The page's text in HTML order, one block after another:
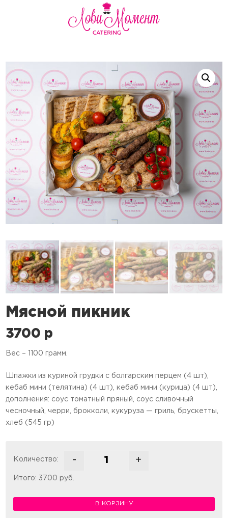
Мясной пикник
3700 p
Вес – 1100 грамм.
Шпажки из куриной грудки с болгарским перцем (4 шт),
кебаб мини (телятина) (4 шт), кебаб мини (курица) (4 шт),
дополнения: соус томатный пряный, соус сливочный
чесночный, черри, брокколи, кукуруза — гриль, брускетты,
хлеб (545 гр)
Количество:
- +
В КОРЗИНУ
Итого:3700 руб.